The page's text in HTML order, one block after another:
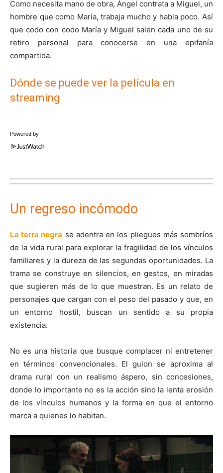
Como necesita mano de obra, Ángel contrata a Miguel, un
hombre que como María, trabaja mucho y habla poco. Así
que codo con codo María y Miguel salen cada uno de su
retiro personal para conocerse en una epifanía
compartida.
Dónde se puede ver la película en
streaming
Powered by
Un regreso incómodo
La terra negra se adentra en los pliegues más sombríos
de la vida rural para explorar la fragilidad de los vínculos
familiares y la dureza de las segundas oportunidades. La
trama se construye en silencios, en gestos, en miradas
que sugieren más de lo que muestran. Es un relato de
personajes que cargan con el peso del pasado y que, en
un entorno hostil, buscan un sentido a su propia
existencia.
No es una historia que busque complacer ni entretener
en términos convencionales. El guion se aproxima al
drama rural con un realismo áspero, sin concesiones,
donde lo importante no es la acción sino la lenta erosión
de los vínculos humanos y la forma en que el entorno
marca a quienes lo habitan.